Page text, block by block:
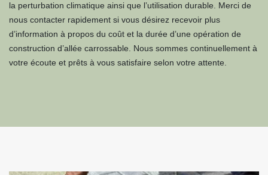
la perturbation climatique ainsi que l’utilisation durable. Merci de
nous contacter rapidement si vous désirez recevoir plus
d’information à propos du coût et la durée d’une opération de
construction d’allée carrossable. Nous sommes continuellement à
votre écoute et prêts à vous satisfaire selon votre attente.